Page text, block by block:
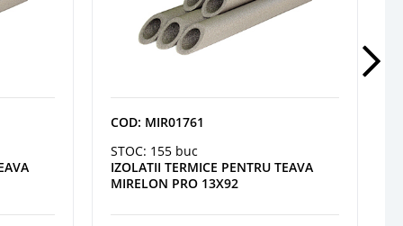
COD: MIR01761
STOC: 155 buc
IZOLATII TERMICE PENTRU TEAVA
MIRELON PRO 13X92